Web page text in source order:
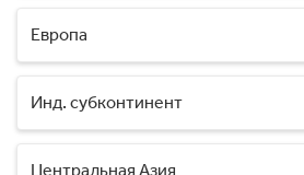
Европа
Инд. субконтинент
Центральная Азия